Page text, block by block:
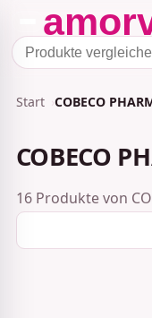
Start COBECO
COBECO
16 Produkte von